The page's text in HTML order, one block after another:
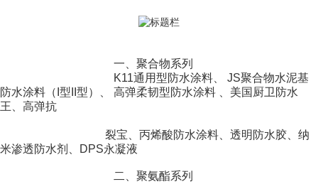
一、聚合物系列
K11通用型防水涂料、 JS聚合物水泥基
防水涂料（I型II型）、 高弹柔韧型防水涂料 、美国厨卫防水
王、高弹抗
裂宝、丙烯酸防水涂料、透明防水胶、纳
米渗透防水剂、DPS永凝液
二、聚氨酯系列